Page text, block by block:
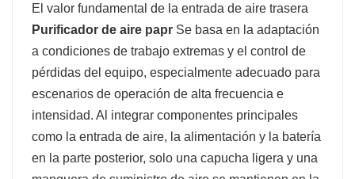
El valor fundamental de la entrada de aire trasera
Purificador de aire papr Se basa en la adaptación
a condiciones de trabajo extremas y el control de
pérdidas del equipo, especialmente adecuado para
escenarios de operación de alta frecuencia e
intensidad. Al integrar componentes principales
como la entrada de aire, la alimentación y la batería
en la parte posterior, solo una capucha ligera y una